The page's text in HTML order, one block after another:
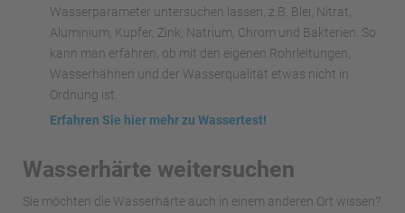
Wasserparameter untersuchen lassen, z.B. Blei, Nitrat,
Aluminium, Kupfer, Zink, Natrium, Chrom und Bakterien. So
kann man erfahren, ob mit den eigenen Rohrleitungen,
Wasserhähnen und der Wasserqualität etwas nicht in
Ordnung ist.
Erfahren Sie hier mehr zu Wassertest!
Wasserhärte weitersuchen
Sie möchten die Wasserhärte auch in einem anderen Ort wissen?